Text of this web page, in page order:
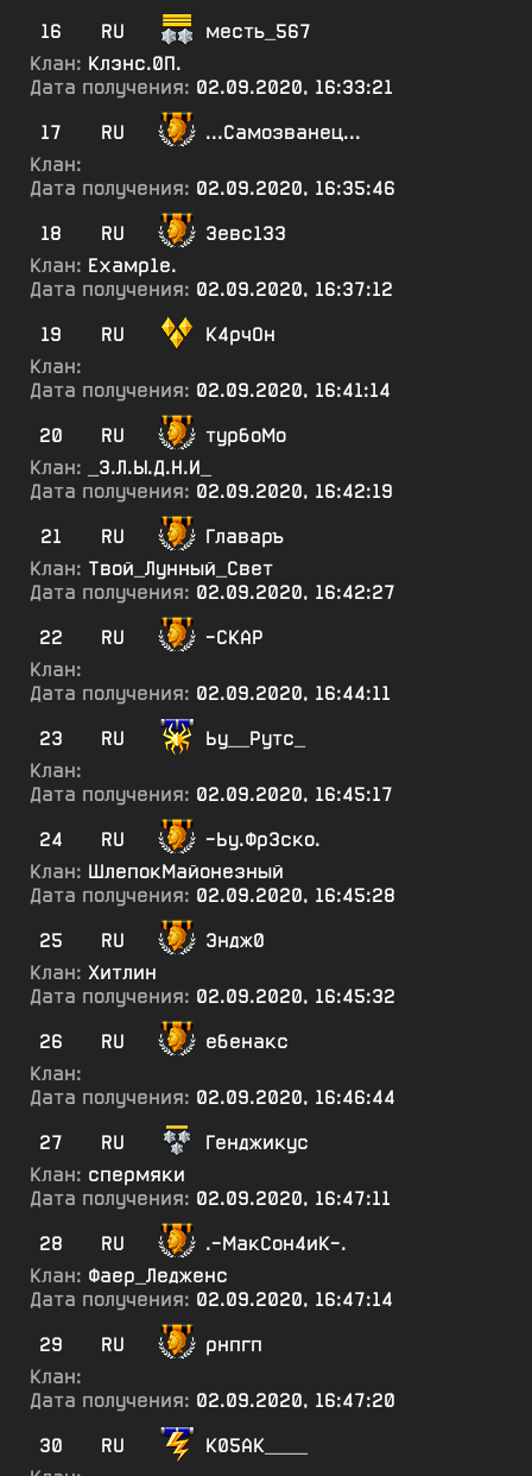
16
RU
месть_567
Клан: Клэнс.0П.
Дата получения: 02.09.2020, 16:33:21
17
RU
...Самозванец...
Клан:
Дата получения: 02.09.2020, 16:35:46
18
RU
Зевс133
Клан: Ехамр1е.
Дата получения: 02.09.2020, 16:37:12
19
RU
К4рчОн
Клан:
Дата получения: 02.09.2020, 16:41:14
20
RU
турбоМо
Клан:
_З.Л.Ы.Д.Н.И_
Дата получения: 02.09.2020, 16:42:19
21
RU
Главаръ
Клан: Твой_Лунный_Свет
Дата получения: 02.09.2020, 16:42:27
22
RU
-СКАР
Клан:
Дата получения: 02.09.2020, 16:44:11
23
RU
Ьу__Рутс_
Клан:
Дата получения: 02.09.2020, 16:45:17
24
RU
-Ьу.Фр3ско.
Клан: ШлепокМайонезный
Дата получения: 02.09.2020, 16:45:28
25
RU
Эндж0
Клан: Хитлин
Дата получения: 02.09.2020, 16:45:32
26
RU
ебенакс
Клан:
Дата получения: 02.09.2020, 16:46:44
27
RU
Генджикус
Клан: спермяки
Дата получения: 02.09.2020, 16:47:11
28
RU
.-МакСон4иК-.
Клан: Фаер_Ледженс
Дата получения: 02.09.2020, 16:47:14
29
RU
рнпгп
Клан:
Дата получения: 02.09.2020, 16:47:20
30
RU
К05АК____